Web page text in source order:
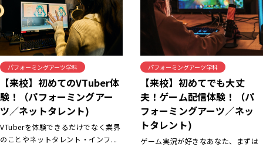
パフォーミングアーツ学科
【来校】初めてのVTuber体
験！（パフォーミングアー
ツ／ネットタレント)
VTuberを体験できるだけでなく業界
のことやネットタレント・インフ...
パフォーミングアーツ学科
【来校】初めてでも大丈
夫！ゲーム配信体験！（パ
フォーミングアーツ／ネッ
トタレント)
ゲーム実況が好きなあなた、まずは